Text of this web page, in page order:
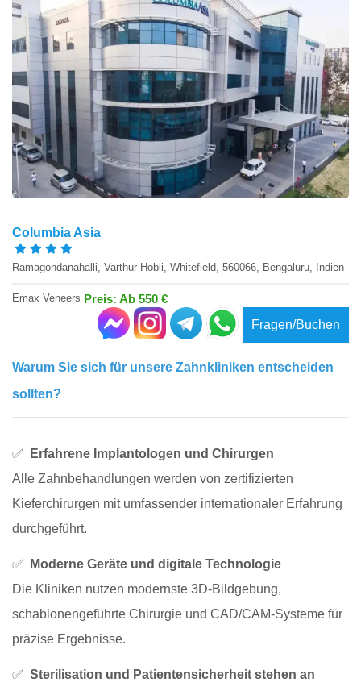
Columbia Asia
Ramagondanahalli, Varthur Hobli, Whitefield, 560066, Bengaluru, Indien
Emax Veneers Preis: Ab 550 €
Fragen/Buchen
Warum Sie sich für unsere Zahnkliniken entscheiden
sollten?
✅
Erfahrene Implantologen und Chirurgen
Alle Zahnbehandlungen werden von zertifizierten
Kieferchirurgen mit umfassender internationaler Erfahrung
durchgeführt.
✅
Moderne Geräte und digitale Technologie
Die Kliniken nutzen modernste 3D-Bildgebung,
schablonengeführte Chirurgie und CAD/CAM-Systeme für
präzise Ergebnisse.
✅ Sterilisation und Patientensicherheit stehen an